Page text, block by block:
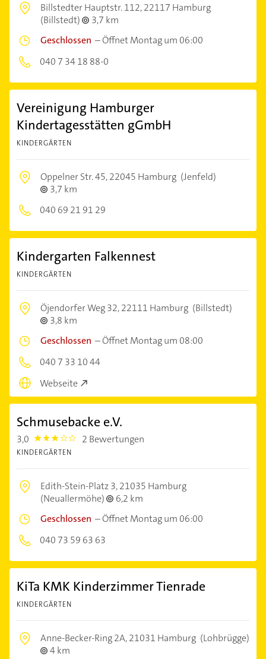
Billstedter Hauptstr. 112,22117 Hamburg
(Billstedt)
3,7 km
Geschlossen –Öffnet Montag um 06:00
040 7 34 18 88-0
Vereinigung Hamburger
Kindertagesstätten gGmbH
KINDERGÄRTEN
Oppelner Str. 45,22045 Hamburg (Jenfeld)
3,7 km
040 69 21 91 29
Kindergarten Falkennest
KINDERGÄRTEN
Öjendorfer Weg 32,22111 Hamburg (Billstedt)
3,8 km
Geschlossen –Öffnet Montag um 08:00
040 7 33 10 44
Webseite
Schmusebacke e.V.
3,0 3.0 2 Bewertungen
KINDERGÄRTEN
Edith-Stein-Platz 3,21035 Hamburg
(Neuallermöhe)
6,2 km
Geschlossen –Öffnet Montag um 06:00
040 73 59 63 63
KiTa KMK Kinderzimmer Tienrade
KINDERGÄRTEN
Anne-Becker-Ring 2A,21031 Hamburg (Lohbrügge)
4 km